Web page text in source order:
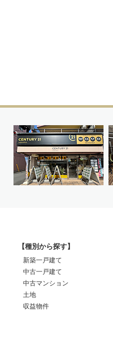
【種別から探す】
新築一戸建て
中古一戸建て
中古マンション
土地
収益物件